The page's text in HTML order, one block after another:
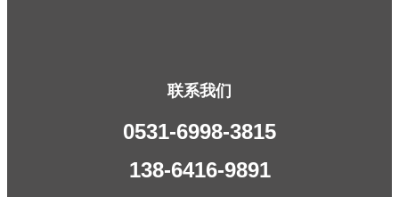
联系我们
0531-6998-3815
138-6416-9891